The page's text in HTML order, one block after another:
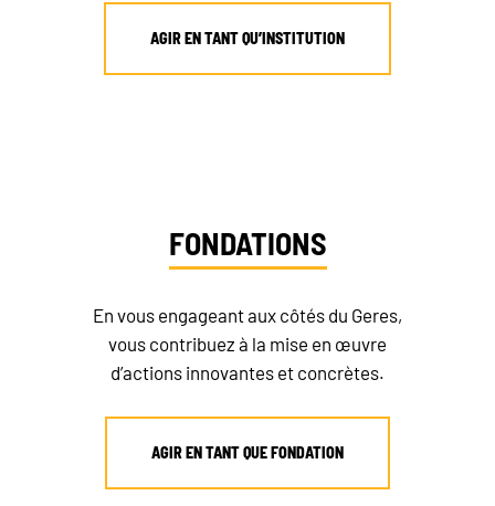
AGIR EN TANT QU’INSTITUTION
FONDATIONS
En vous engageant aux côtés du Geres,
vous contribuez à la mise en œuvre
d’actions innovantes et concrètes.
AGIR EN TANT QUE FONDATION